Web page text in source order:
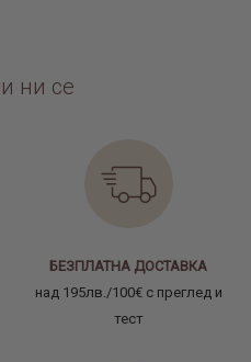
ни се
БЕЗПЛАТНА ДОСТАВКА
над 195лв./100€ с преглед и
тест